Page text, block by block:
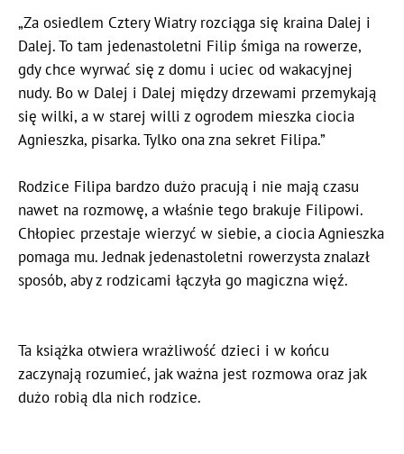
„Za osiedlem Cztery Wiatry rozciąga się kraina Dalej i
Dalej. To tam jedenastoletni Filip śmiga na rowerze,
gdy chce wyrwać się z domu i uciec od wakacyjnej
nudy. Bo w Dalej i Dalej między drzewami przemykają
się wilki, a w starej willi z ogrodem mieszka ciocia
Agnieszka, pisarka. Tylko ona zna sekret Filipa.”
Rodzice Filipa bardzo dużo pracują i nie mają czasu
nawet na rozmowę, a właśnie tego brakuje Filipowi.
Chłopiec przestaje wierzyć w siebie, a ciocia Agnieszka
pomaga mu. Jednak jedenastoletni rowerzysta znalazł
sposób, aby z rodzicami łączyła go magiczna więź.
Ta książka otwiera wrażliwość dzieci i w końcu
zaczynają rozumieć, jak ważna jest rozmowa oraz jak
dużo robią dla nich rodzice.